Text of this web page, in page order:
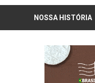
NOSSA HISTÓRIA